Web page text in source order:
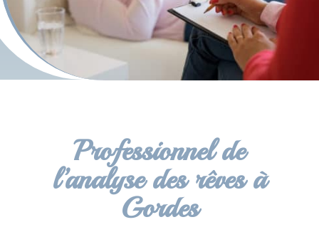
Professionnel de
l’analyse des rêves à
Gordes